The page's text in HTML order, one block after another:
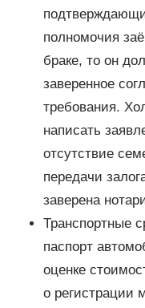
полномочия
браке, то он
заверенное
требования.
написать
отсутствие
передачи
заверена
Транспортные
паспорт
оценке
о регистрации